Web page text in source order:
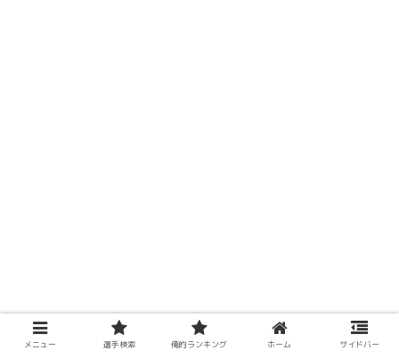
メニュー 選手検索 俺的ランキング ホーム サイドバー